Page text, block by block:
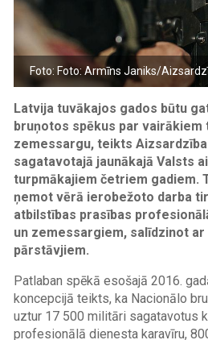
Foto: Foto: Armīns Janiks/
Latvija tuvākajos gados būtu
bruņotos spēkus par
zemessargu, teikts
sagatavotajā jaunākajā Valsts
turpmākajiem četriem gadiem.
ņemot vērā ierobežoto darba
atbilstības prasības
un zemessargiem, salīdzinot
pārstāvjiem.
Patlaban spēkā esošajā 2016.
koncepcijā teikts, ka Nacionālo
uztur 17 500 militāri sagatavotus
profesionālā dienesta karavīru,